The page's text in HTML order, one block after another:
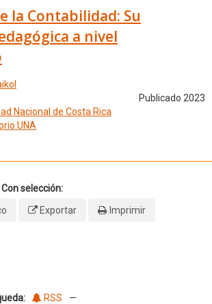
la Contabilidad: Su
a nivel
Publicado 2023
Nacional de Costa Rica
UNA
selección:
Exportar Imprimir
RSS
—